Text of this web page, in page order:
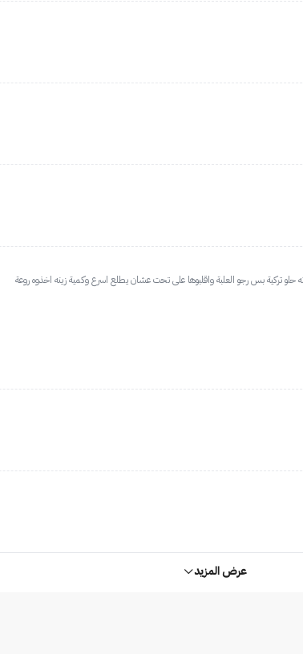
تركية بس رجو العلبة واقلبوها على تحت عشان يطلع اسرع وكمية زينه اخذوه روعة
عرض المزيد